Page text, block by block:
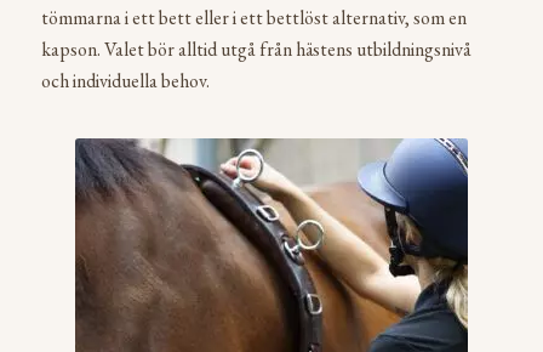
tömmarna i ett bett eller i ett bettlöst alternativ, som en
kapson. Valet bör alltid utgå från hästens utbildningsnivå
och individuella behov.